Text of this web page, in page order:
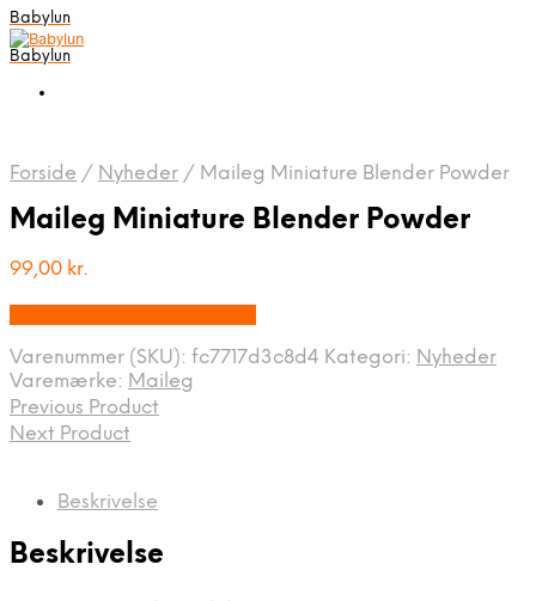
Babylun
Babylun
Forside / Nyheder / Maileg Miniature Blender Powder
Maileg Miniature Blender Powder
99,00 kr.
Varenummer (SKU): fc7717d3c8d4 Kategori: Nyheder
Varemærke: Maileg
Previous Product
Next Product
Beskrivelse
Beskrivelse